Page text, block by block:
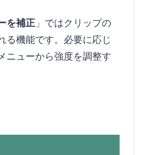
を補正 」ではクリップの
る機能です。必要に応じ
ニューから強度を調整す